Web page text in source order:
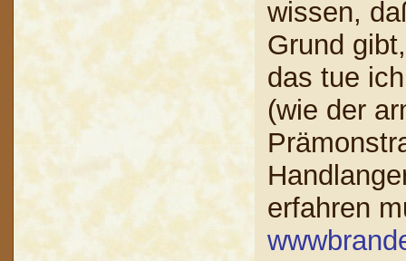
wissen,
Grund
das tue
(wie der
erfahren